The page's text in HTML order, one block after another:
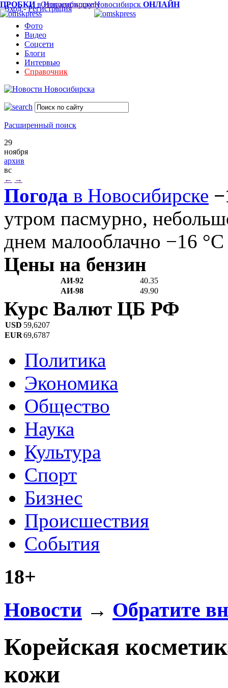
Вход-Регистрация
Фото
Видео
Соцсети
Блоги
Интервью
Справочник
Расширенный поиск
29
ноября
архив
вс
← →
Погода в Новосибирске
утром пасмурно,
днем малооблачно −16 °C
Цены на бензин
АИ-92
40.35
АИ-98
49.90
ПРОБКИв НовосибирскеНовосибирск ОНЛАЙН
Курс Валют ЦБ РФ
USD 59,6207
EUR69,6787
Политика
Экономика
Общество
Наука
Культура
Спорт
Бизнес
Происшествия
События
18+
Новости → Обратите
Корейская
кожи
Отправить другу